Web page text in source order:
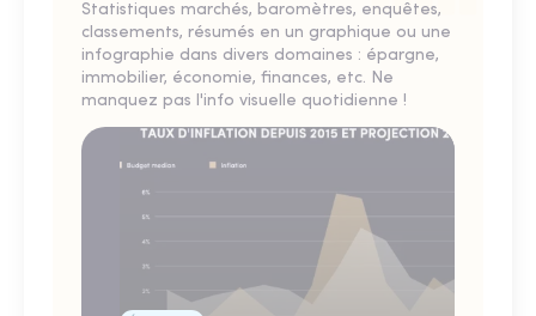
Statistiques marchés, baromètres, enquêtes,
classements, résumés en un graphique ou une
infographie dans divers domaines : épargne,
immobilier, économie, finances, etc. Ne
manquez pas l'info visuelle quotidienne !